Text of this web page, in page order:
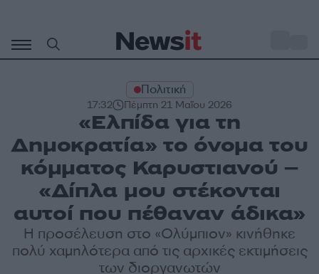
περιεχόμενο
Πολιτική
17:32 Πέμπτη 21 Μαΐου 2026
«Ελπίδα για τη
Δημοκρατία» το όνομα του
κόμματος Καρυστιανού –
«Δίπλα μου στέκονται
αυτοί που πέθαναν άδικα»
Η προσέλευση στο «Ολύμπιον» κινήθηκε
πολύ χαμηλότερα από τις αρχικές εκτιμήσεις
των διοργανωτών